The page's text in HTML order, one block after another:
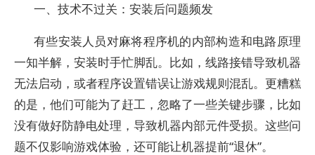
一、技术不过关：安装后问题频发
有些安装人员对麻将程序机的内部构造和电路原理
一知半解，安装时手忙脚乱。比如，线路接错导致机器
无法启动，或者程序设置错误让游戏规则混乱。更糟糕
的是，他们可能为了赶工，忽略了一些关键步骤，比如
没有做好防静电处理，导致机器内部元件受损。这些问
题不仅影响游戏体验，还可能让机器提前“退休”。